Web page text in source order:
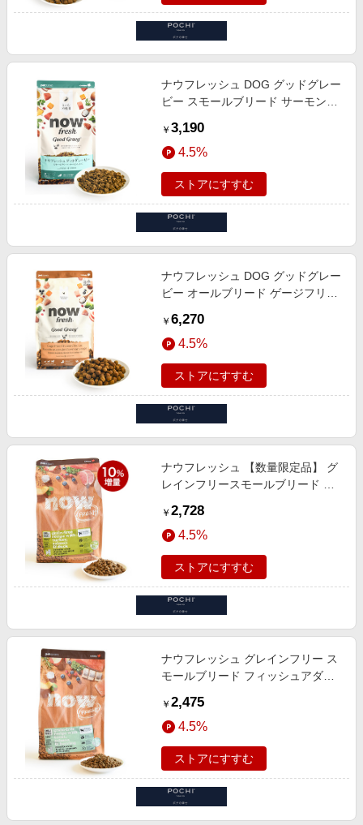
ナウフレッシュ DOG グッドグレー
ビー スモールブリード サーモンレ
￥ 3,190
4.5%
ストアにすすむ
ナウフレッシュ DOG グッドグレー
ビー オールブリード ゲージフリー
￥ 6,270
4.5%
ストアにすすむ
ナウフレッシュ 【数量限定品】 グ
レインフリースモールブリード ア
￥ 2,728
4.5%
ストアにすすむ
ナウフレッシュ グレインフリー ス
モールブリード フィッシュアダル
￥ 2,475
4.5%
ストアにすすむ